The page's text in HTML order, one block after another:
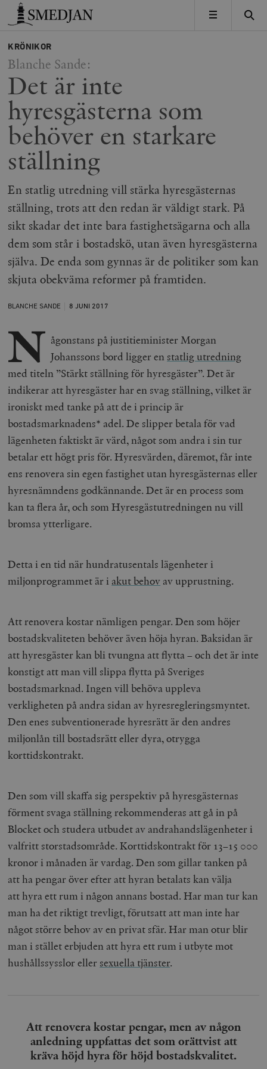
Timbro
MENY
KRÖNIKOR
Blanche Sande:
Det är inte
hyresgästerna som
behöver en starkare
ställning
En statlig utredning vill stärka hyresgästernas
ställning, trots att den redan är väldigt stark. På
sikt skadar det inte bara fastighetsägarna och alla
dem som står i bostadskö, utan även hyresgästerna
själva. De enda som gynnas är de politiker som kan
skjuta obekväma reformer på framtiden.
BLANCHE SANDE 8 JUNI 2017
N ågonstans på justitieminister Morgan
Johanssons bord ligger en statlig utredning
med titeln ”Stärkt ställning för hyresgäster”. Det är
indikerar att hyresgäster har en svag ställning, vilket är
ironiskt med tanke på att de i princip är
bostadsmarknadens* adel. De slipper betala för vad
lägenheten faktiskt är värd, något som andra i sin tur
betalar ett högt pris för. Hyresvärden, däremot, får inte
ens renovera sin egen fastighet utan hyresgästernas eller
hyresnämndens godkännande. Det är en process som
kan ta flera år, och som Hyresgästutredningen nu vill
bromsa ytterligare.
Detta i en tid när hundratusentals lägenheter i
miljonprogrammet är i akut behov av upprustning.
Att renovera kostar nämligen pengar. Den som höjer
bostadskvaliteten behöver även höja hyran. Baksidan är
att hyresgäster kan bli tvungna att flytta – och det är inte
konstigt att man vill slippa flytta på Sveriges
bostadsmarknad. Ingen vill behöva uppleva
verkligheten på andra sidan av hyresregleringsmyntet.
Den enes subventionerade hyresrätt är den andres
miljonlån till bostadsrätt eller dyra, otrygga
korttidskontrakt.
Den som vill skaffa sig perspektiv på hyresgästernas
förment svaga ställning rekommenderas att gå in på
Blocket och studera utbudet av andrahandslägenheter i
valfritt storstadsområde. Korttidskontrakt för 13–15 000
kronor i månaden är vardag. Den som gillar tanken på
att ha pengar över efter att hyran betalats kan välja
att hyra ett rum i någon annans bostad. Har man tur kan
man ha det riktigt trevligt, förutsatt att man inte har
något större behov av en privat sfär. Har man otur blir
man i stället erbjuden att hyra ett rum i utbyte mot
hushållssysslor eller sexuella tjänster.
Att renovera kostar pengar, men av någon
anledning uppfattas det som orättvist att
kräva höjd hyra för höjd bostadskvalitet.